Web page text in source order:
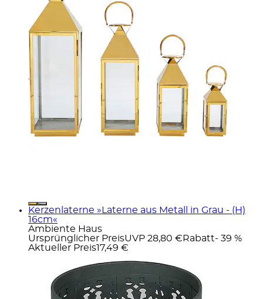
Kerzenlaterne »Laterne aus Metall in Grau - (H)
16cm«
Ambiente Haus
Ursprünglicher PreisUVP 28,80 € Rabatt- 39 %
Aktueller Preis17,49 €